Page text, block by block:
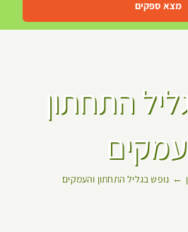
מצא ספקים
התחתון
נופש בגליל התחתון והעמקים